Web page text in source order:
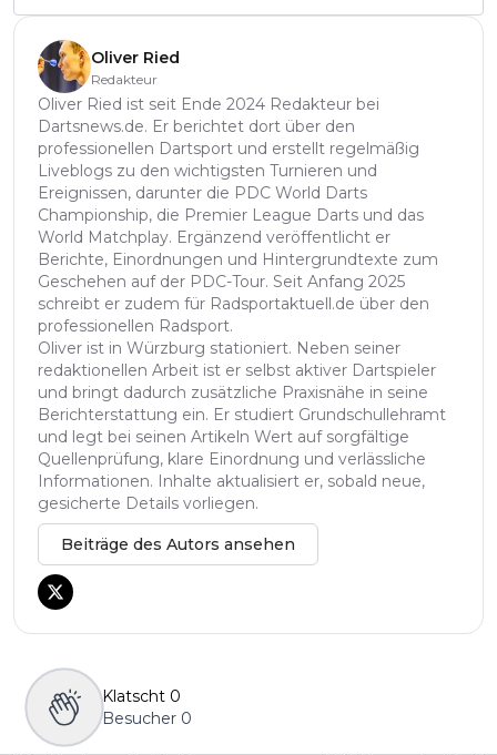
Oliver Ried
Redakteur
Oliver Ried ist seit Ende 2024 Redakteur bei
Dartsnews.de. Er berichtet dort über den
professionellen Dartsport und erstellt regelmäßig
Liveblogs zu den wichtigsten Turnieren und
Ereignissen, darunter die PDC World Darts
Championship, die Premier League Darts und das
World Matchplay. Ergänzend veröffentlicht er
Berichte, Einordnungen und Hintergrundtexte zum
Geschehen auf der PDC-Tour. Seit Anfang 2025
schreibt er zudem für Radsportaktuell.de über den
professionellen Radsport.
Oliver ist in Würzburg stationiert. Neben seiner
redaktionellen Arbeit ist er selbst aktiver Dartspieler
und bringt dadurch zusätzliche Praxisnähe in seine
Berichterstattung ein. Er studiert Grundschullehramt
und legt bei seinen Artikeln Wert auf sorgfältige
Quellenprüfung, klare Einordnung und verlässliche
Informationen. Inhalte aktualisiert er, sobald neue,
gesicherte Details vorliegen.
Beiträge des Autors ansehen
Klatscht 0
Besucher 0